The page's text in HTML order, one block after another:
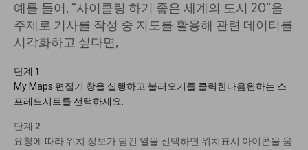
예를 들어, “사이클링 하기 좋은 세계의 도시 20”을
주제로 기사를 작성 중 지도를 활용해 관련 데이터를
시각화하고 싶다면,
단계 1
My Maps 편집기 창을 실행하고 불러오기를 클릭한다음원하는 스
프레드시트를 선택하세요.
단계 2
요청에 따라 위치 정보가 담긴 열을 선택하면 위치표시 아이콘을 움